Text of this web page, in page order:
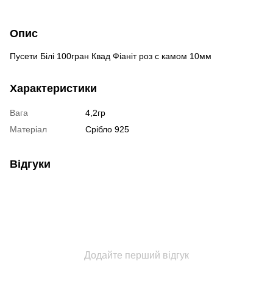
Опис
Пусети Білі 100гран Квад Фіаніт роз с камом 10мм
Характеристики
Вага
4,2гр
Матеріал
Срібло 925
Відгуки
Додайте перший відгук